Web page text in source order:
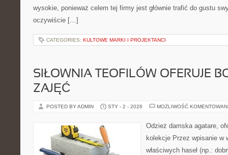
wysokie, ponieważ celem tej firmy jest głównie trafić do gustu
oczywiście […]
CATEGORIES: KULTOWE MARKI I PROJEKTANCI
SIŁOWNIA TEOFILÓW OFERUJE
ZAJĘĆ
POSTED BY ADMIN STY - 2 - 2026 MOŻLIWOŚĆ
Odzież damska agatare,
kolekcje Przez wpisanie w
właściwych haseł (np.: